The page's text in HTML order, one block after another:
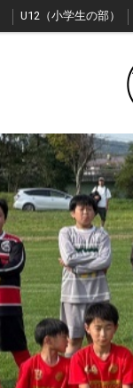
U12（小学生の部）